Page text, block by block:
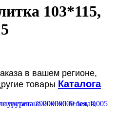
103*115,
в вашем регионе,
товары Каталога
2900х600 белая, D005